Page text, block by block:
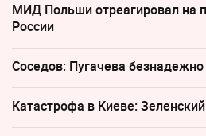
МИД Польши отреагировал на
России
Соседов: Пугачева безнадежно
Катастрофа в Киеве: